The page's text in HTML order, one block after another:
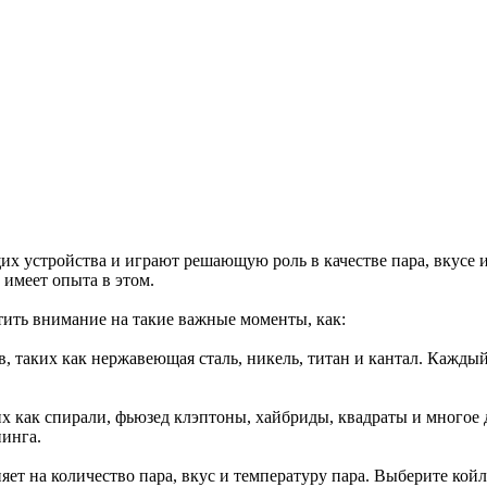
устройства и играют решающую роль в качестве пара,
имеет опыта в этом.
внимание на такие важные моменты, как:
как нержавеющая сталь, никель, титан и кантал.
как спирали, фьюзед клэптоны, хайбриды, квадраты и
на количество пара, вкус и температуру пара. Выберите